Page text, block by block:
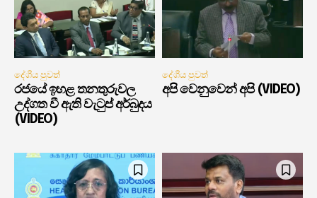
දේශීය පුවත්
රජයේ ඉහළ තනතුරුවල
උද්ගත වී ඇති වැටුප් අර්බුදය
(VIDEO)
දේශීය පුවත්
අපි වෙනුවෙන් අපි (VIDEO)